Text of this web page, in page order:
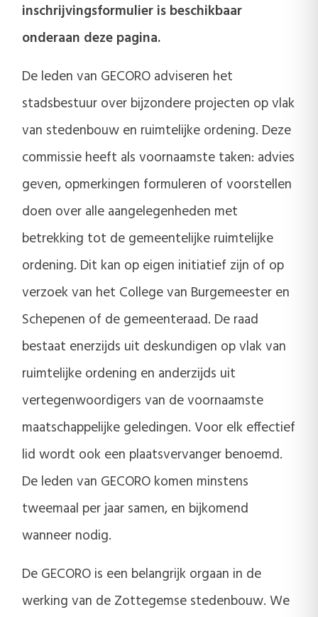
inschrijvingsformulier is beschikbaar
onderaan deze pagina.
De leden van GECORO adviseren het
stadsbestuur over bijzondere projecten op vlak
van stedenbouw en ruimtelijke ordening. Deze
commissie heeft als voornaamste taken: advies
geven, opmerkingen formuleren of voorstellen
doen over alle aangelegenheden met
betrekking tot de gemeentelijke ruimtelijke
ordening. Dit kan op eigen initiatief zijn of op
verzoek van het College van Burgemeester en
Schepenen of de gemeenteraad. De raad
bestaat enerzijds uit deskundigen op vlak van
ruimtelijke ordening en anderzijds uit
vertegenwoordigers van de voornaamste
maatschappelijke geledingen. Voor elk effectief
lid wordt ook een plaatsvervanger benoemd.
De leden van GECORO komen minstens
tweemaal per jaar samen, en bijkomend
wanneer nodig.
De GECORO is een belangrijk orgaan in de
werking van de Zottegemse stedenbouw. We